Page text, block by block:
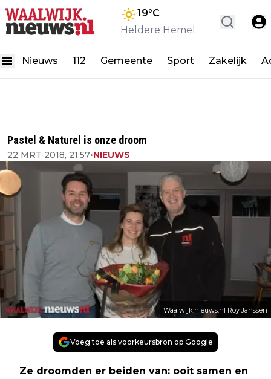
19°C
Heldere Hemel
Nieuws 112 Gemeente Sport Zakelijk
Pastel & Naturel is onze droom
22 MRT 2018, 21:57•NIEUWS
Waalwijk.nieuws.nl Roy Janssen
Voeg toe als voorkeursbron op Google
Ze droomden er beiden van: ooit samen en